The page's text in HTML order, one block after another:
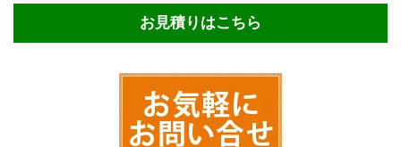
お見積りはこちら